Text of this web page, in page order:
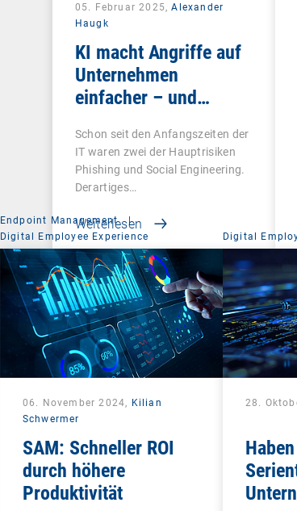
05. Februar 2025,Alexander
Haugk
KI macht Angriffe auf
Unternehmen
einfacher – und
Schon seit den Anfangszeiten der
IT waren zwei der Hauptrisiken
Phishing und Social Engineering.
Derartiges…
Weiterlesen
Endpoint Management
|
Digital Employee Experience
06. November 2024, Kilian
Schwermer
SAM: Schneller ROI
durch höhere
Produktivität
Digital
28.